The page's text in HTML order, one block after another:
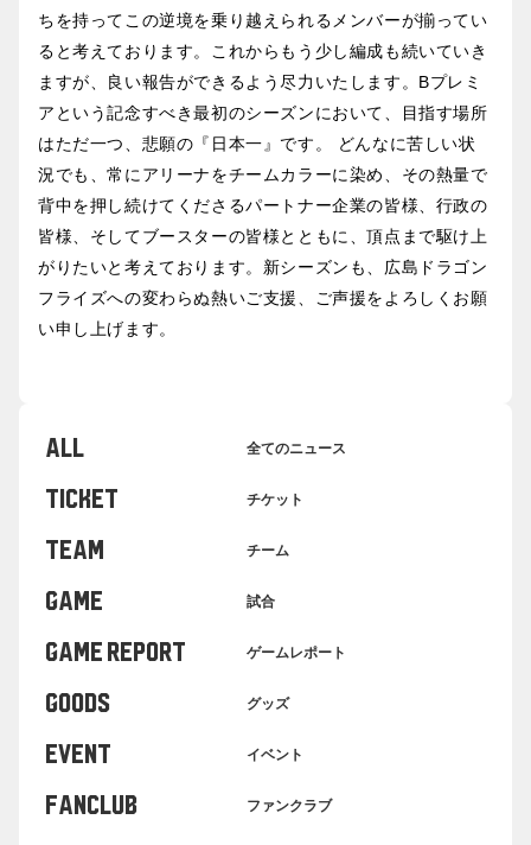
ちを持ってこの逆境を乗り越えられるメンバーが揃ってい
ると考えております。これからもう少し編成も続いていき
ますが、良い報告ができるよう尽力いたします。Bプレミ
アという記念すべき最初のシーズンにおいて、目指す場所
はただ一つ、悲願の『日本一』です。 どんなに苦しい状
況でも、常にアリーナをチームカラーに染め、その熱量で
背中を押し続けてくださるパートナー企業の皆様、行政の
皆様、そしてブースターの皆様とともに、頂点まで駆け上
がりたいと考えております。新シーズンも、広島ドラゴン
フライズへの変わらぬ熱いご支援、ご声援をよろしくお願
い申し上げます。
ALL 全てのニュース
TICKET チケット
TEAM チーム
GAME 試合
GAME REPORT ゲームレポート
GOODS グッズ
EVENT イベント
FANCLUB ファンクラブ